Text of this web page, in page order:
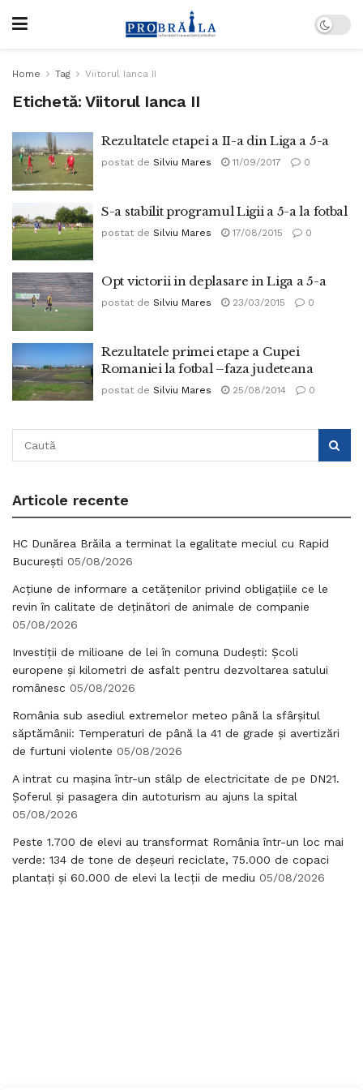
Home Tag Viitorul Ianca II
Etichetă: Viitorul Ianca II
Rezultatele etapei a II-a din Liga a 5-a
postat de Silviu Mares 11/09/2017 0
S-a stabilit programul Ligii a 5-a la fotbal
postat de Silviu Mares 17/08/2015 0
Opt victorii in deplasare in Liga a 5-a
postat de Silviu Mares 23/03/2015 0
Rezultatele primei etape a Cupei
Romaniei la fotbal –faza judeteana
postat de Silviu Mares 25/08/2014 0
Articole recente
HC Dunărea Brăila a terminat la egalitate meciul cu Rapid
București 05/08/2026
Acțiune de informare a cetățenilor privind obligațiile ce le
revin în calitate de deținători de animale de companie
05/08/2026
Investiții de milioane de lei în comuna Dudești: Școli
europene și kilometri de asfalt pentru dezvoltarea satului
românesc 05/08/2026
România sub asediul extremelor meteo până la sfârșitul
săptămânii: Temperaturi de până la 41 de grade și avertizări
de furtuni violente 05/08/2026
A intrat cu mașina într-un stâlp de electricitate de pe DN21.
Șoferul și pasagera din autoturism au ajuns la spital
05/08/2026
Peste 1.700 de elevi au transformat România într-un loc mai
verde: 134 de tone de deșeuri reciclate, 75.000 de copaci
plantați și 60.000 de elevi la lecții de mediu 05/08/2026